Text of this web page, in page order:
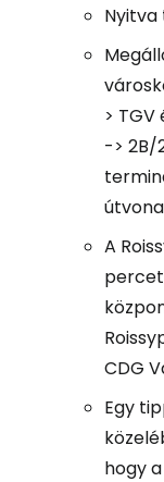
Nyitva
>
-> 2B/
A
CDG
Egy
hogy